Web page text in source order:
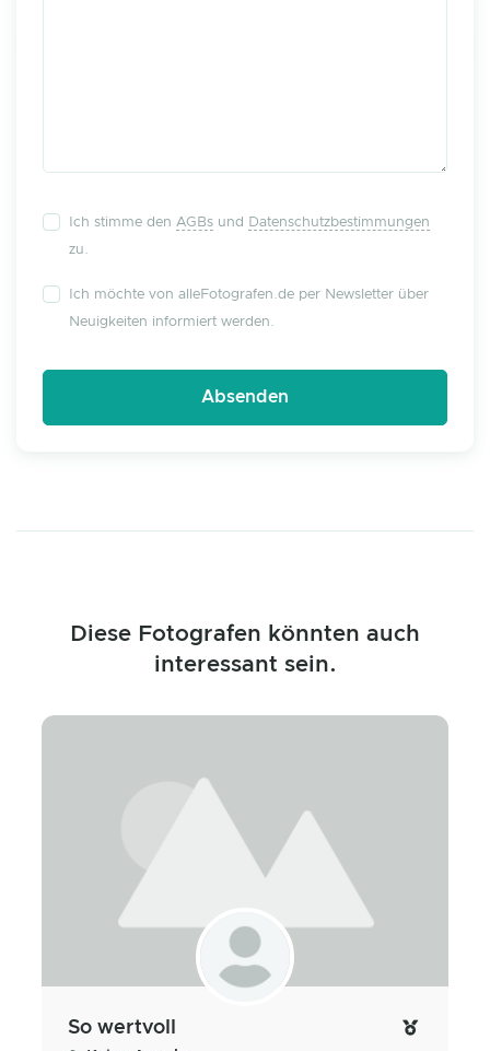
Ich stimme den AGBs und
Datenschutzbestimmungen
zu.
Ich möchte von alleFotografen.de per Newsletter über
Neuigkeiten informiert werden.
Diese Fotografen könnten auch
interessant sein.
So wertvoll